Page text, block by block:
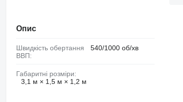
Опис
Швидкість обертання
ВВП:
540/1000 об/хв
Габаритні розміри:
3,1 м × 1,5 м × 1,2 м